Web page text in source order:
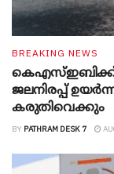
BREAKING NEWS
കെഎസ്ഇബിക്ക്
ജലനിരപ്പ്
കരുതിവെക്കും
BY PATHRAM DESK 7